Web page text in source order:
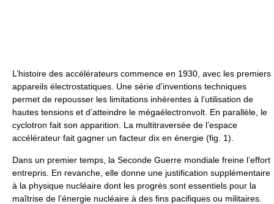
L’histoire des accélérateurs commence en 1930, avec les premiers
appareils électrostatiques. Une série d’inventions techniques
permet de repousser les limitations inhérentes à l’utilisation de
hautes tensions et d’atteindre le mégaélectronvolt. En parallèle, le
cyclotron fait son apparition. La multitraversée de l’espace
accélérateur fait gagner un facteur dix en énergie (fig. 1).
Dans un premier temps, la Seconde Guerre mondiale freine l’effort
entrepris. En revanche, elle donne une justification supplémentaire
à la physique nucléaire dont les progrès sont essentiels pour la
maîtrise de l’énergie nucléaire à des fins pacifiques ou militaires.